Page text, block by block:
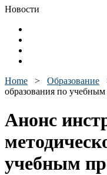
Новости
Home > Образование
образования по
Анонс
учебным